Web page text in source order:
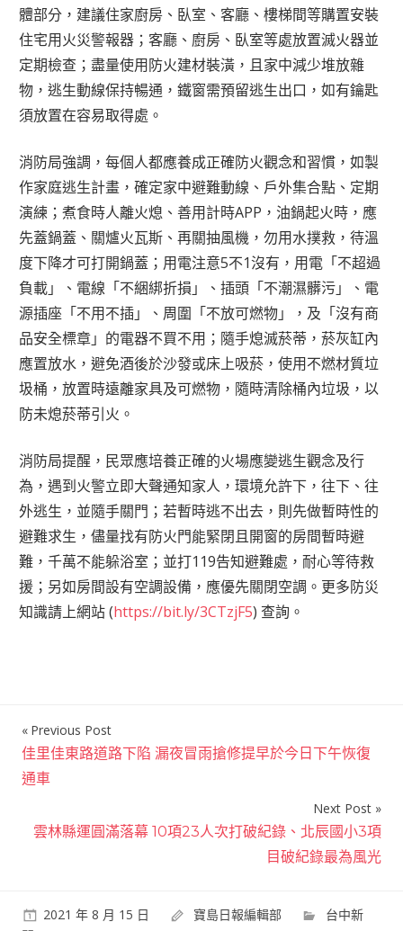
體部分，建議住家廚房、臥室、客廳、樓梯間等購置安裝
住宅用火災警報器；客廳、廚房、臥室等處放置滅火器並
定期檢查；盡量使用防火建材裝潢，且家中減少堆放雜
物，逃生動線保持暢通，鐵窗需預留逃生出口，如有鑰匙
須放置在容易取得處。
消防局強調，每個人都應養成正確防火觀念和習慣，如製
作家庭逃生計畫，確定家中避難動線、戶外集合點、定期
演練；煮食時人離火熄、善用計時APP，油鍋起火時，應
先蓋鍋蓋、關爐火瓦斯、再關抽風機，勿用水撲救，待溫
度下降才可打開鍋蓋；用電注意5不1沒有，用電「不超過
負載」、電線「不綑綁折損」、插頭「不潮濕髒污」、電
源插座「不用不插」、周圍「不放可燃物」，及「沒有商
品安全標章」的電器不買不用；隨手熄滅菸蒂，菸灰缸內
應置放水，避免酒後於沙發或床上吸菸，使用不燃材質垃
圾桶，放置時遠離家具及可燃物，隨時清除桶內垃圾，以
防未熄菸蒂引火。
消防局提醒，民眾應培養正確的火場應變逃生觀念及行
為，遇到火警立即大聲通知家人，環境允許下，往下、往
外逃生，並隨手關門；若暫時逃不出去，則先做暫時性的
避難求生，儘量找有防火門能緊閉且開窗的房間暫時避
難，千萬不能躲浴室；並打119告知避難處，耐心等待救
援；另如房間設有空調設備，應優先關閉空調。更多防災
知識請上網站 (https://bit.ly/3CTzjF5) 查詢。
文
章
覽
Previous Post
佳里佳東路道路下陷 漏夜冒雨搶修提早於今日下午恢復
通車
Next Post
雲林縣運圓滿落幕 10項23人次打破紀錄、北辰國小3項
目破紀錄最為風光
2021 年 8 月 15 日 寶島日報編輯部
台中新